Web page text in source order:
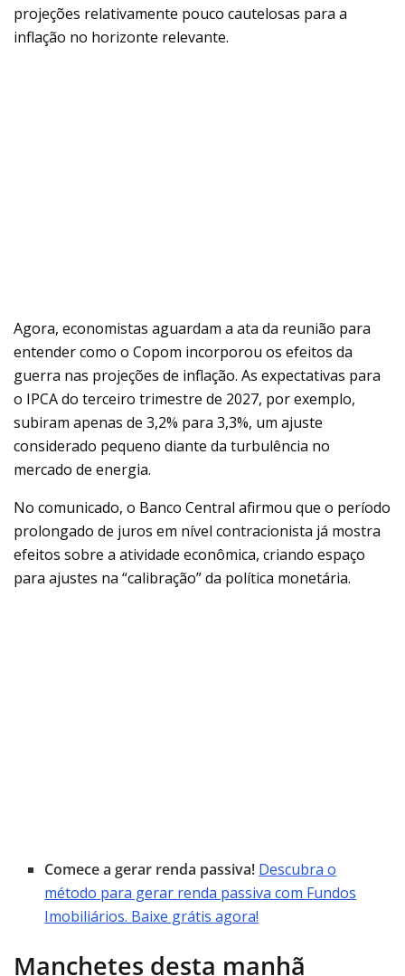
projeções relativamente pouco cautelosas para a
inflação no horizonte relevante.
Agora, economistas aguardam a ata da reunião para
entender como o Copom incorporou os efeitos da
guerra nas projeções de inflação. As expectativas para
o IPCA do terceiro trimestre de 2027, por exemplo,
subiram apenas de 3,2% para 3,3%, um ajuste
considerado pequeno diante da turbulência no
mercado de energia.
No comunicado, o Banco Central afirmou que o período
prolongado de juros em nível contracionista já mostra
efeitos sobre a atividade econômica, criando espaço
para ajustes na “calibração” da política monetária.
Comece a gerar renda passiva! Descubra o
método para gerar renda passiva com Fundos
Imobiliários. Baixe grátis agora!
Manchetes desta manhã